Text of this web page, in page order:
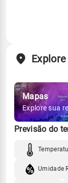
Mapas
Explore sua
Previsão do
Umidade